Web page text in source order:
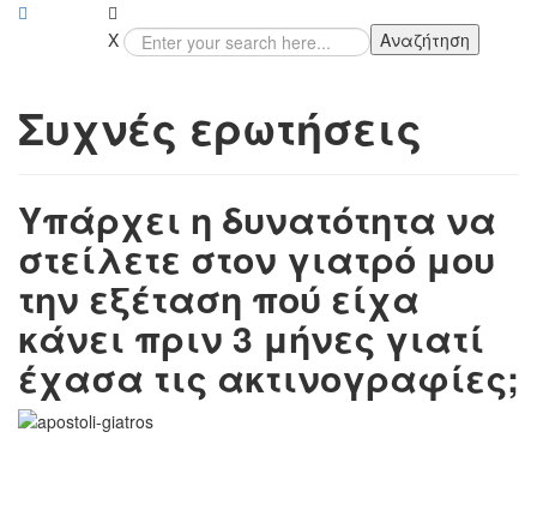
X Αναζήτηση
Συχνές ερωτήσεις
Υπάρχει η δυνατότητα να
στείλετε στον γιατρό μου
την εξέταση πού είχα
κάνει πριν 3 μήνες γιατί
έχασα τις ακτινογραφίες;